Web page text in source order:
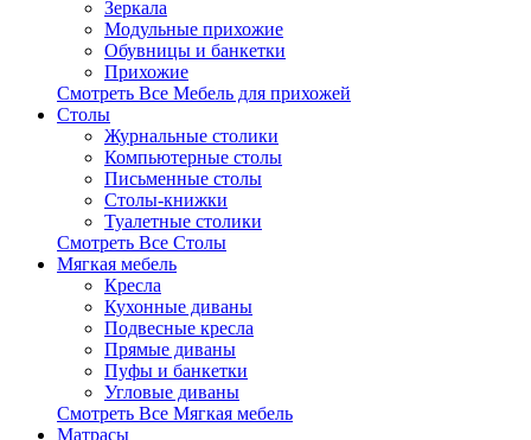
Зеркала
Модульные прихожие
Обувницы и банкетки
Прихожие
Смотреть Все Мебель для прихожей
Столы
Журнальные столики
Компьютерные столы
Письменные столы
Столы-книжки
Туалетные столики
Смотреть Все Столы
Мягкая мебель
Кресла
Кухонные диваны
Подвесные кресла
Прямые диваны
Пуфы и банкетки
Угловые диваны
Смотреть Все Мягкая мебель
Матрасы